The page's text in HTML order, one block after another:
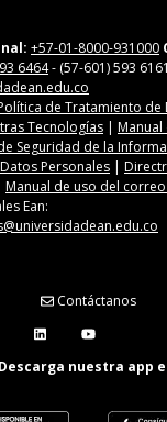
+57-01-8000-931000
6464- (57-601) 593 6161
de Tratamiento de
Tecnologías
Manual
Seguridad de la
Personales
Manual de uso del
Ean:
Contáctanos
Descarga nuestra app